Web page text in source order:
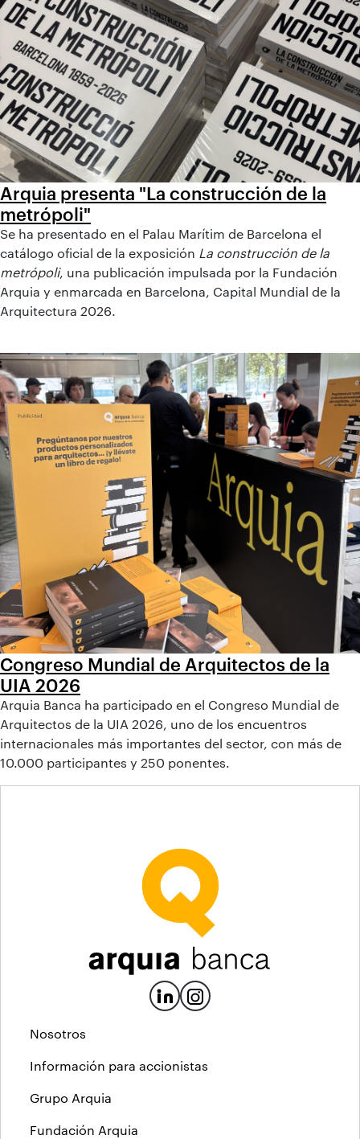
Arquia presenta "La construcción de la
metrópoli"
Se ha presentado en el Palau Marítim de Barcelona el
catálogo oficial de la exposición La construcción de la
metrópoli, una publicación impulsada por la Fundación
Arquia y enmarcada en Barcelona, Capital Mundial de la
Arquitectura 2026.
Congreso Mundial de Arquitectos de la
UIA 2026
Arquia Banca ha participado en el Congreso Mundial de
Arquitectos de la UIA 2026, uno de los encuentros
internacionales más importantes del sector, con más de
10.000 participantes y 250 ponentes.
Nosotros
Información para accionistas
Grupo Arquia
Fundación Arquia